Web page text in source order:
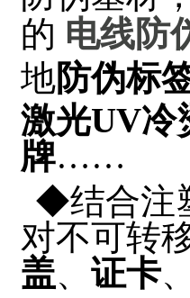
的 电线防
地防伪标
激光UV冷
牌……
◆结合注
对不可转
盖、 证卡